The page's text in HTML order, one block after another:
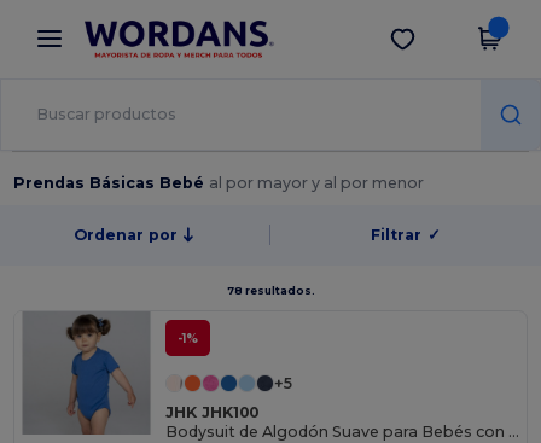
× App de Wordans
¡Mejores precios en app!
Descargar app
Prendas Básicas Bebé al por mayor y al por menor
Ordenar por Filtrar ✓
78 resultados.
-1%
+5
JHK JHK100
Bodysuit de Algodón Suave para Bebés con Broches